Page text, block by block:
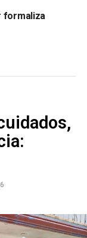
formaliza